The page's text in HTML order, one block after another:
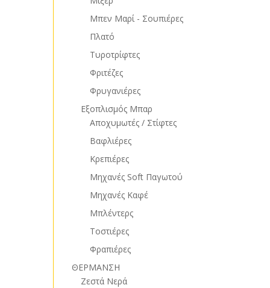
Μπεν Μαρί - Σουπιέρες
Πλατό
Τυροτρίφτες
Φριτέζες
Φρυγανιέρες
Εξοπλισμός Μπαρ
Αποχυμωτές / Στίφτες
Βαφλιέρες
Κρεπιέρες
Μηχανές Soft Παγωτού
Μηχανές Καφέ
Μπλέντερς
Τοστιέρες
Φραπιέρες
ΘΕΡΜΑΝΣΗ
Ζεστά Νερά